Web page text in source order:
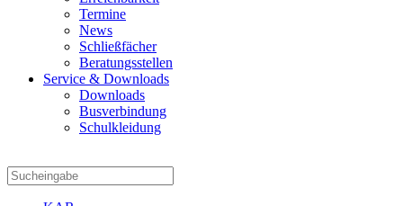
Termine
News
Schließfächer
Beratungsstellen
Service & Downloads
Downloads
Busverbindung
Schulkleidung